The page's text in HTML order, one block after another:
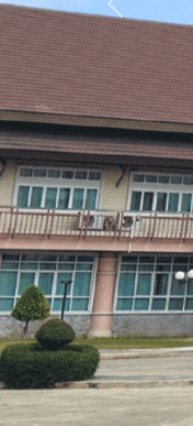
Previous